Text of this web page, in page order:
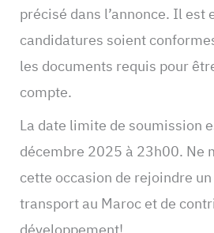
précisé dans l’annonce. Il est
candidatures soient
les documents requis pour
compte.
La date limite de soumission
décembre 2025 à 23h00. Ne
cette occasion de rejoindre
transport au Maroc et de